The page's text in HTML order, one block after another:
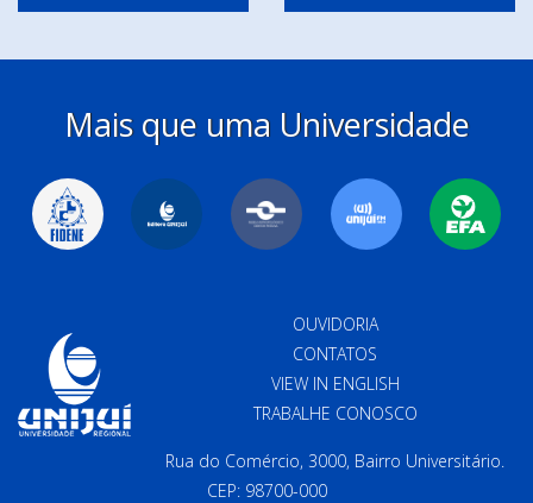
Mais que uma Universidade
OUVIDORIA
CONTATOS
VIEW IN ENGLISH
TRABALHE CONOSCO
Rua do Comércio, 3000, Bairro Universitário.
CEP: 98700-000